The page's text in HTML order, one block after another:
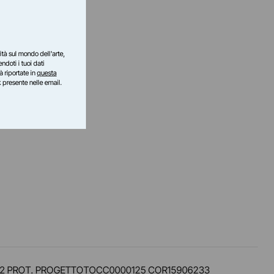
PROGETTOTOCC0000125 COR15906233
sul mondo dell'arte,
i tuoi dati
riportate inquesta
nelle email.